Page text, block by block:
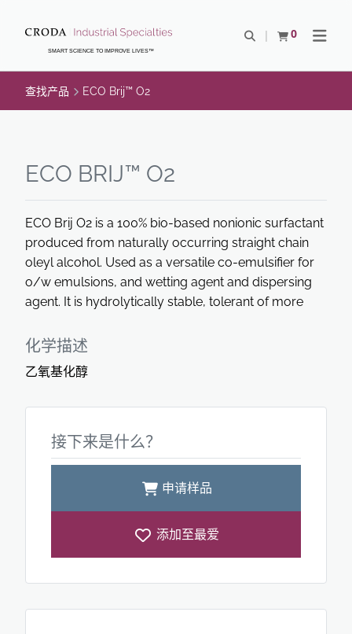
CONTENTSMART SCIENCE TO IMPROVE LIVES™
Open Search
0
查看购物车Open
查找产品 ECO Brij™ O2
ECO BRIJ™ O2
ECO Brij O2 is a 100% bio-based nonionic surfactant
produced from naturally occurring straight chain
oleyl alcohol. Used as a versatile co-emulsifier for
o/w emulsions, and wetting agent and dispersing
agent. It is hydrolytically stable, tolerant of more
化学描述
乙氧基化醇
接下来是什么？
申请样品
添加至最爱